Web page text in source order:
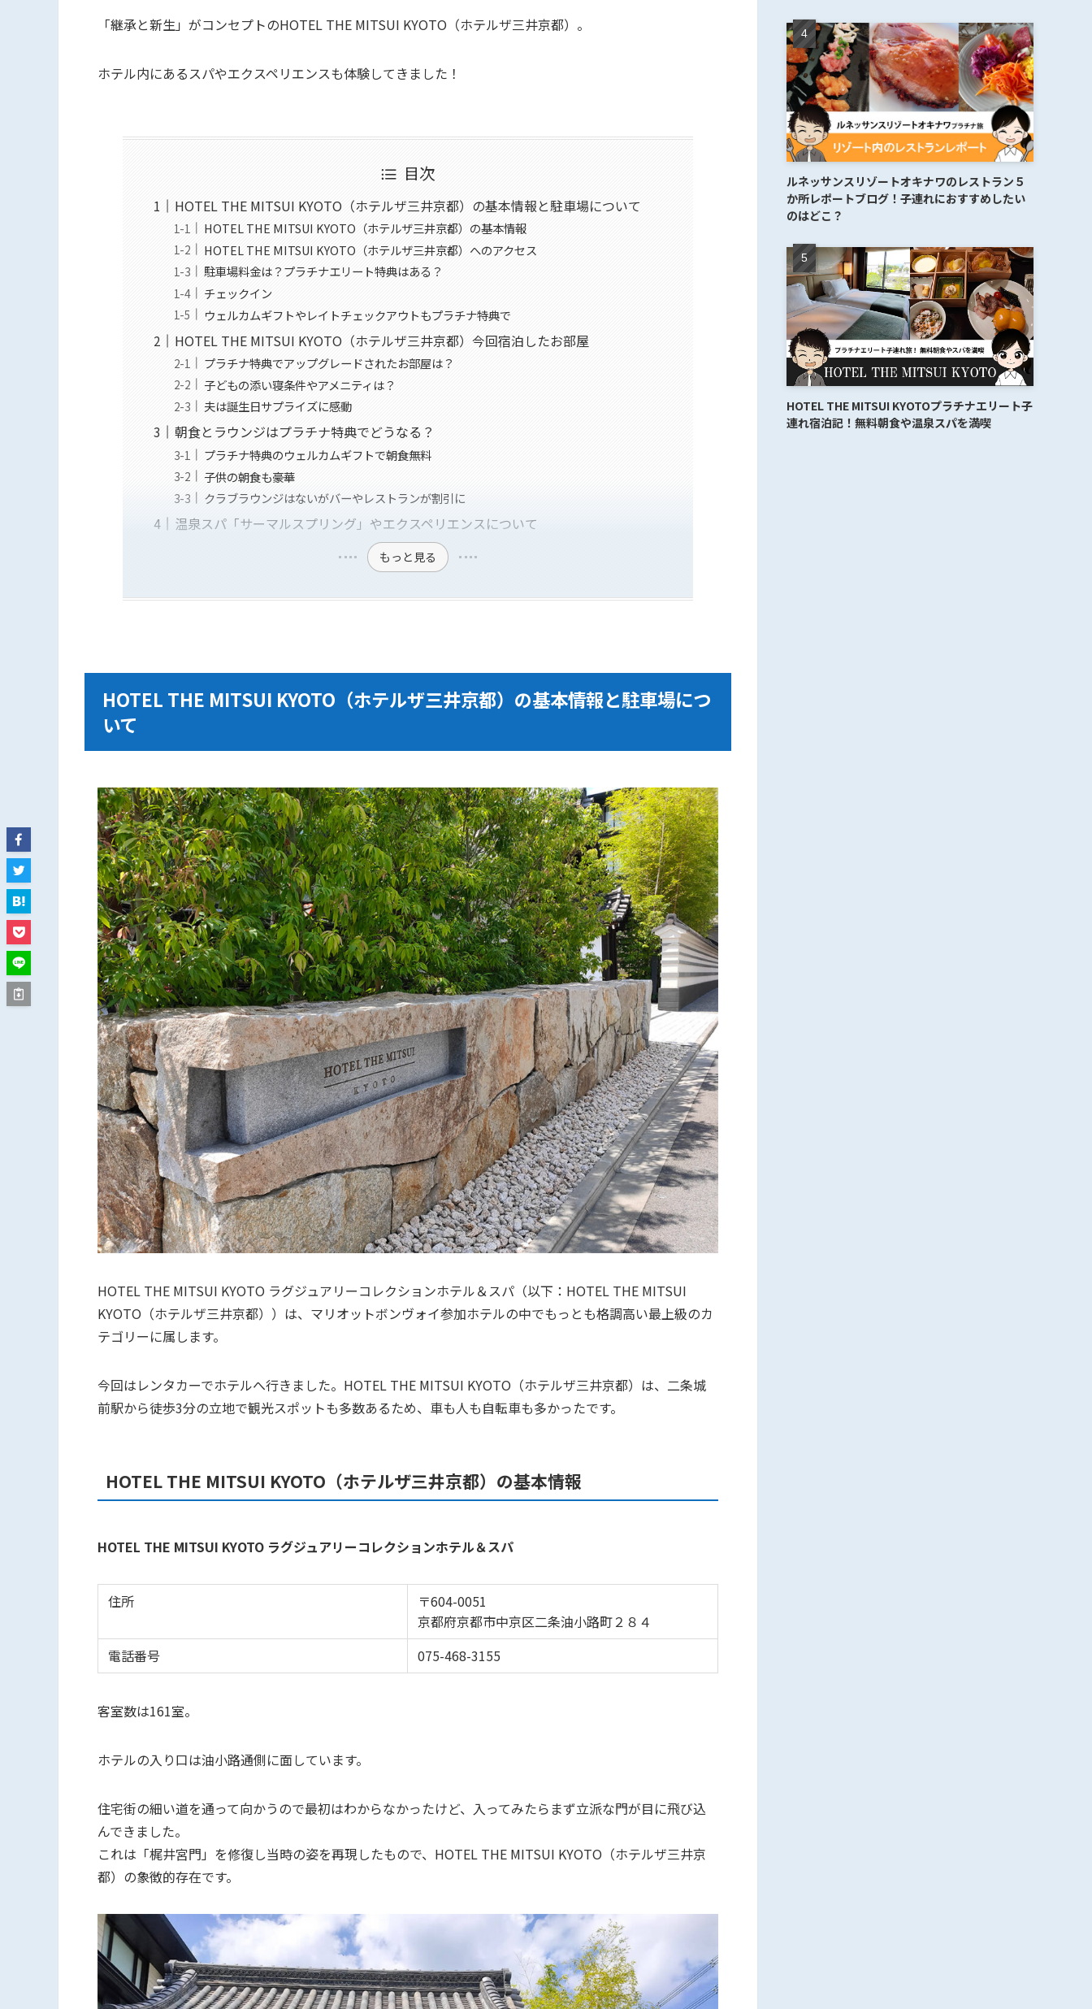
「継承と新生」がコンセプトのHOTEL THE MITSUI KYOTO（ホテルザ三井京都）。
ホテル内にあるスパやエクスペリエンスも体験してきました！
目次
HOTEL THE MITSUI KYOTO（ホテルザ三井京都）の基本情報と駐車場について
HOTEL THE MITSUI KYOTO（ホテルザ三井京都）の基本情報
HOTEL THE MITSUI KYOTO（ホテルザ三井京都）へのアクセス
駐車場料金は？プラチナエリート特典はある？
チェックイン
ウェルカムギフトやレイトチェックアウトもプラチナ特典で
HOTEL THE MITSUI KYOTO（ホテルザ三井京都）今回宿泊したお部屋
プラチナ特典でアップグレードされたお部屋は？
子どもの添い寝条件やアメニティは？
夫は誕生日サプライズに感動
朝食とラウンジはプラチナ特典でどうなる？
プラチナ特典のウェルカムギフトで朝食無料
子供の朝食も豪華
クラブラウンジはないがバーやレストランが割引に
温泉スパ「サーマルスプリング」やエクスペリエンスについて
もっと見る
HOTEL THE MITSUI KYOTO（ホテルザ三井京都）の基本情報と駐車場につ
いて
HOTEL THE MITSUI KYOTO ラグジュアリーコレクションホテル＆スパ（以下：HOTEL THE MITSUI
KYOTO（ホテルザ三井京都））は、マリオットボンヴォイ参加ホテルの中でもっとも格調高い最上級のカ
テゴリーに属します。
今回はレンタカーでホテルへ行きました。HOTEL THE MITSUI KYOTO（ホテルザ三井京都）は、二条城
前駅から徒歩3分の立地で観光スポットも多数あるため、車も人も自転車も多かったです。
HOTEL THE MITSUI KYOTO（ホテルザ三井京都）の基本情報
HOTEL THE MITSUI KYOTO ラグジュアリーコレクションホテル＆スパ
住所
〒604-0051
京都府京都市中京区二条油小路町２８４
電話番号
075-468-3155
客室数は161室。
ホテルの入り口は油小路通側に面しています。
住宅街の細い道を通って向かうので最初はわからなかったけど、入ってみたらまず立派な門が目に飛び込
んできました。
これは「梶井宮門」を修復し当時の姿を再現したもので、HOTEL THE MITSUI KYOTO（ホテルザ三井京
都）の象徴的存在です。
ルネッサンスリゾートオキナワのレストラン５
か所レポートブログ！子連れにおすすめしたい
のはどこ？
HOTEL THE MITSUI KYOTOプラチナエリート子
連れ宿泊記！無料朝食や温泉スパを満喫